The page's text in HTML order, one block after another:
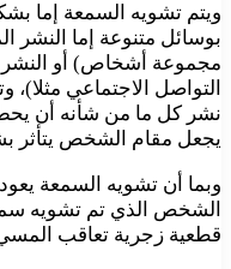
ويتم تشويه السمعة إما
بوسائل متنوعة إما النشر
مجموعة أشخاص) أو النشر
التواصل الاجتماعي
نشر كل ما من شأنه أن
يجعل مقام الشخص يتأثر
وبما أن تشويه السمعة
الشخص الذي تم تشويه
قطعية زجرية تعاقب